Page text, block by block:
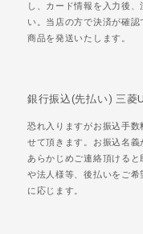
し、カード情報を入力後、
い。当店の方で決済が確
商品を発送いたします。
銀行振込(先払い) 三菱
恐れ入りますがお振込手数
せて頂きます。お振込名義
あらかじめご連絡頂ける
や法人様等、後払いをご
に応じます。